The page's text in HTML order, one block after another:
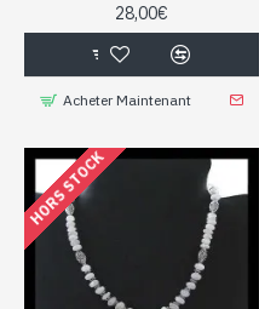
28,00€
Acheter Maintenant
HORS STOCK